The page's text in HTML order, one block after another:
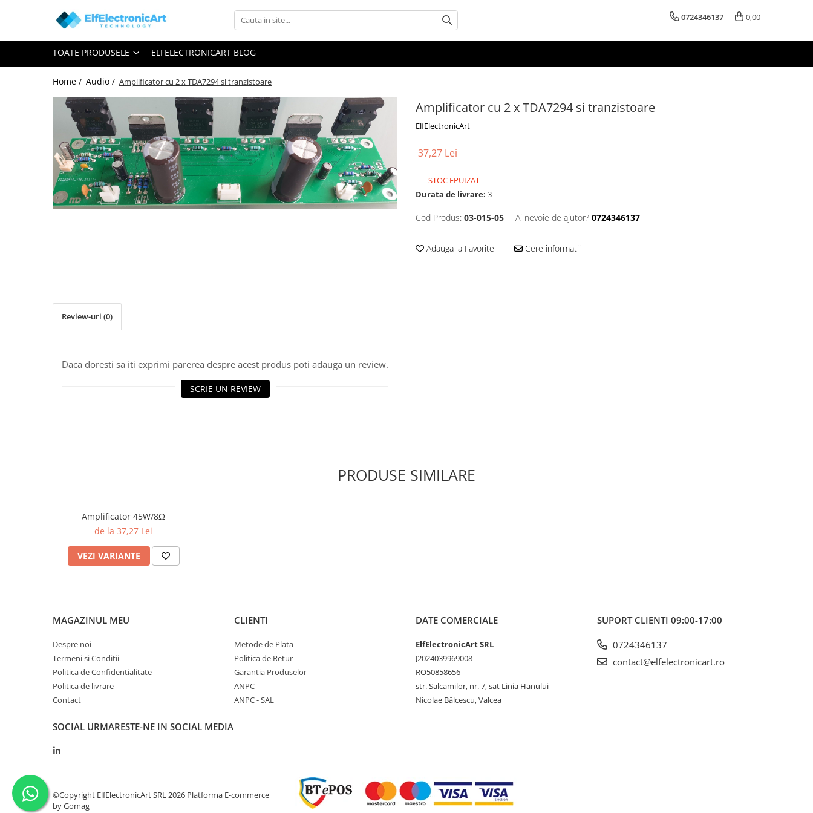
Toate Produsele
Audio
Instrumente de masura si control
Clesti Ampermetrici
Multimetre Digitale
Scule Atelier
Surse de alimentare
Termometre
Osciloscoape GW INSTEK
Osciloscoape HANTEK
Osciloscoape OWON
0724346137 0,00
TOATE PRODUSELE ELFELECTRONICART BLOG
Home / Audio / Amplificator cu 2 x TDA7294 si tranzistoare
Amplificator cu 2 x TDA7294 si tranzistoare
ElfElectronicArt
37,27 Lei
STOC EPUIZAT
Durata de livrare: 3
Cod Produs: 03-015-05 Ai nevoie de ajutor? 0724346137
Adauga la Favorite Cere informatii
Review-uri (0)
Daca doresti sa iti exprimi parerea despre acest produs poti adauga un review.
SCRIE UN REVIEW
PRODUSE SIMILARE
Amplificator 45W/8Ω
de la 37,27 Lei
VEZI VARIANTE
MAGAZINUL MEU
Despre noi
Termeni si Conditii
Politica de Confidentialitate
Politica de livrare
Contact
CLIENTI
Metode de Plata
Politica de Retur
Garantia Produselor
ANPC
ANPC - SAL
DATE COMERCIALE
ElfElectronicArt SRL
J2024039969008
RO50858656
str. Salcamilor, nr. 7, sat Linia Hanului
Nicolae Bălcescu, Valcea
SUPORT CLIENTI 09:00-17:00
0724346137
contact@elfelectronicart.ro
SOCIAL URMARESTE-NE IN SOCIAL MEDIA
©Copyright ElfElectronicArt SRL 2026 Platforma E-commerce
by Gomag